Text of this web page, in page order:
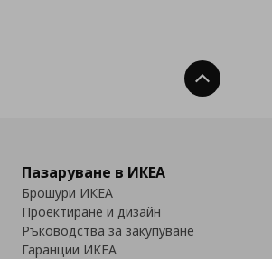
Нагоре
Пазаруване в ИКЕА
Брошури ИКЕА
Проектиране и дизайн
Ръководства за закупуване
Гаранции ИКЕА